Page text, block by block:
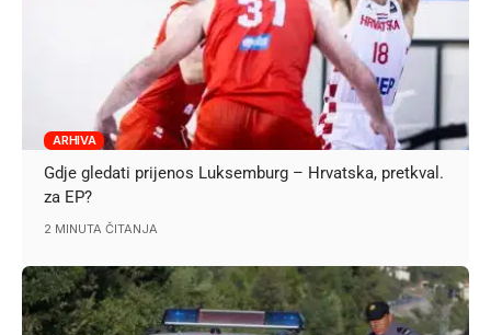
ARHIVA
Gdje gledati prijenos Luksemburg – Hrvatska, pretkval.
za EP?
2 MINUTA ČITANJA